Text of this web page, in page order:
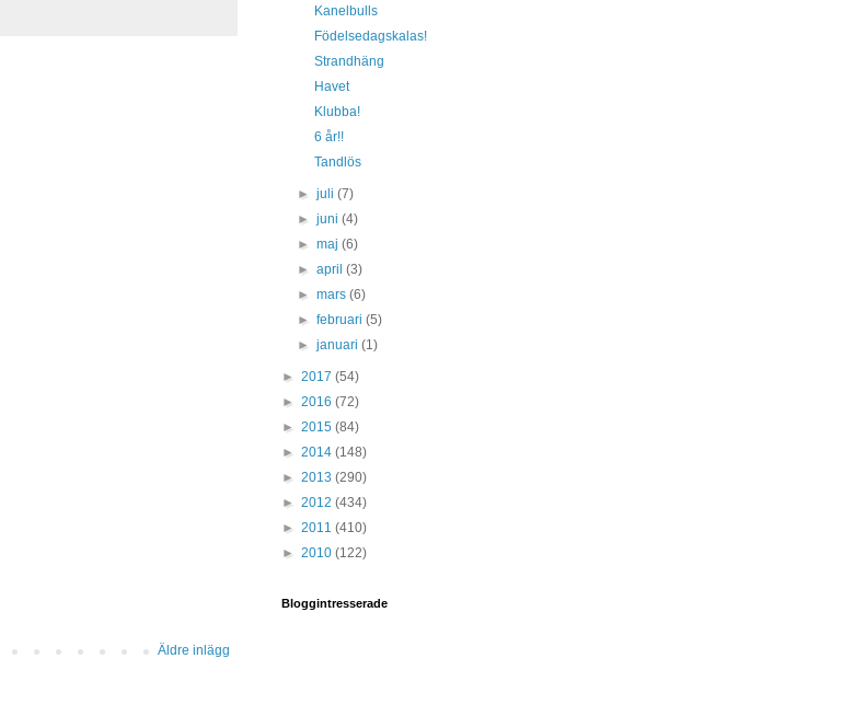
Äldre inlägg
Kanelbulls
Födelsedagskalas!
Strandhäng
Havet
Klubba!
6 år!!
Tandlös
►juli(7)
►juni(4)
►maj(6)
►april(3)
►mars(6)
►februari(5)
►januari(1)
► 2017 (54)
► 2016 (72)
► 2015 (84)
► 2014 (148)
► 2013 (290)
► 2012 (434)
► 2011 (410)
► 2010 (122)
Bloggintresserade